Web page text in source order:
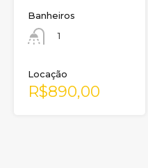
Banheiros
1
Locação
R$890,00